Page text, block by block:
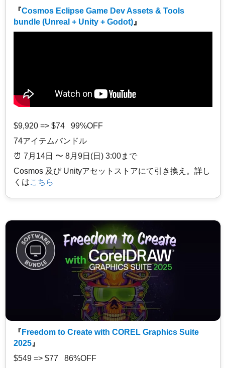
『Cosmos Eclipse Game Dev Assets & Tools
bundle (Unreal + Unity + Godot) 』
$9,920 => $74 99%OFF
74アイテムバンドル
⏰️ 7月14日 〜 8月9日(日) 3:00まで
Cosmos 及び Unityアセットストアにて引き換え。詳し
くはこちら
『 Freedom to Create with COREL Graphics Suite
2025 』
$549 => $77 86%OFF